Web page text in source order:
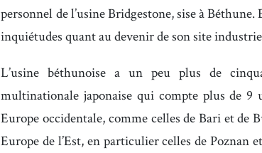
personnel de l’usine Bridgestone, sise à
inquiétudes quant au devenir de son site
L’usine béthunoise a un peu plus de
multinationale japonaise qui compte plus de 9
Europe occidentale, comme celles de Bari et de
Europe de l’Est, en particulier celles de Poznan